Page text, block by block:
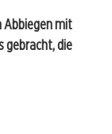
Abbiegen mit
gebracht, die